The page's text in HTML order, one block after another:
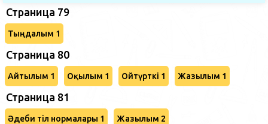
Страница 79
Тыңдалым 1
Страница 80
Айтылым 1 Оқылым 1 Ойтүрткі 1 Жазылым 1
Страница 81
Әдеби тіл нормалары 1 Жазылым 2